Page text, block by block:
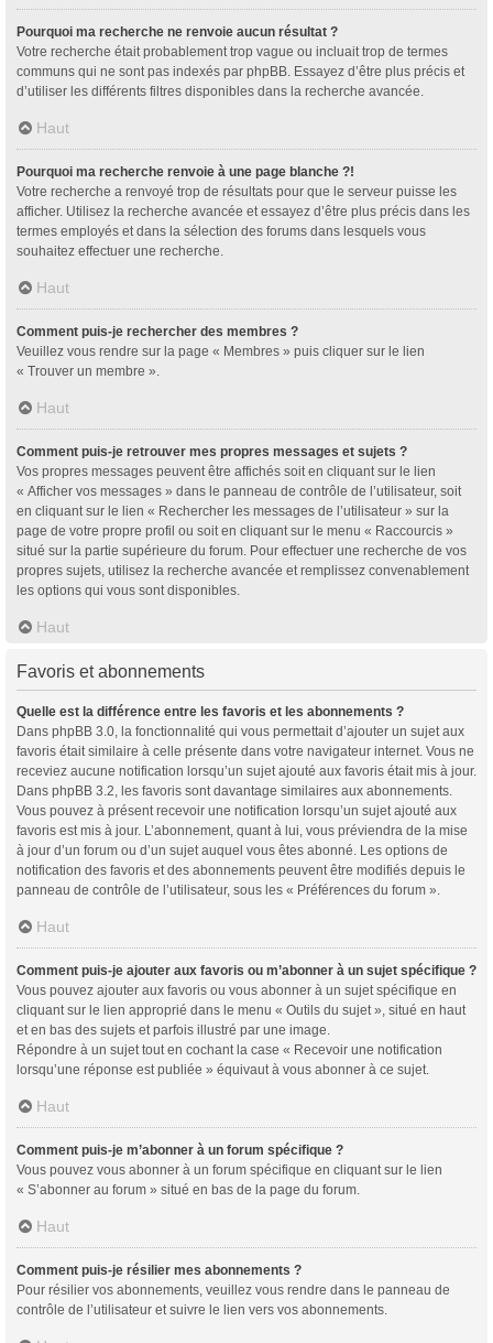
Pourquoi ma recherche ne renvoie aucun résultat ?
Votre recherche était probablement trop vague ou incluait trop de termes
communs qui ne sont pas indexés par phpBB. Essayez d’être plus précis et
d’utiliser les différents filtres disponibles dans la recherche avancée.
Haut
Pourquoi ma recherche renvoie à une page blanche ?!
Votre recherche a renvoyé trop de résultats pour que le serveur puisse les
afficher. Utilisez la recherche avancée et essayez d’être plus précis dans les
termes employés et dans la sélection des forums dans lesquels vous
souhaitez effectuer une recherche.
Haut
Comment puis-je rechercher des membres ?
Veuillez vous rendre sur la page « Membres » puis cliquer sur le lien
« Trouver un membre ».
Haut
Comment puis-je retrouver mes propres messages et sujets ?
Vos propres messages peuvent être affichés soit en cliquant sur le lien
« Afficher vos messages » dans le panneau de contrôle de l’utilisateur, soit
en cliquant sur le lien « Rechercher les messages de l’utilisateur » sur la
page de votre propre profil ou soit en cliquant sur le menu « Raccourcis »
situé sur la partie supérieure du forum. Pour effectuer une recherche de vos
propres sujets, utilisez la recherche avancée et remplissez convenablement
les options qui vous sont disponibles.
Haut
Favoris et abonnements
Quelle est la différence entre les favoris et les abonnements ?
Dans phpBB 3.0, la fonctionnalité qui vous permettait d’ajouter un sujet aux
favoris était similaire à celle présente dans votre navigateur internet. Vous ne
receviez aucune notification lorsqu’un sujet ajouté aux favoris était mis à jour.
Dans phpBB 3.2, les favoris sont davantage similaires aux abonnements.
Vous pouvez à présent recevoir une notification lorsqu’un sujet ajouté aux
favoris est mis à jour. L’abonnement, quant à lui, vous préviendra de la mise
à jour d’un forum ou d’un sujet auquel vous êtes abonné. Les options de
notification des favoris et des abonnements peuvent être modifiés depuis le
panneau de contrôle de l’utilisateur, sous les « Préférences du forum ».
Haut
Comment puis-je ajouter aux favoris ou m’abonner à un sujet spécifique ?
Vous pouvez ajouter aux favoris ou vous abonner à un sujet spécifique en
cliquant sur le lien approprié dans le menu « Outils du sujet », situé en haut
et en bas des sujets et parfois illustré par une image.
Répondre à un sujet tout en cochant la case « Recevoir une notification
lorsqu’une réponse est publiée » équivaut à vous abonner à ce sujet.
Haut
Comment puis-je m’abonner à un forum spécifique ?
Vous pouvez vous abonner à un forum spécifique en cliquant sur le lien
« S’abonner au forum » situé en bas de la page du forum.
Haut
Comment puis-je résilier mes abonnements ?
Pour résilier vos abonnements, veuillez vous rendre dans le panneau de
contrôle de l’utilisateur et suivre le lien vers vos abonnements.